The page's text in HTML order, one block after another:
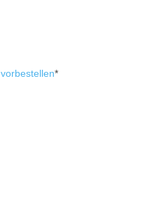
vorbestellen*